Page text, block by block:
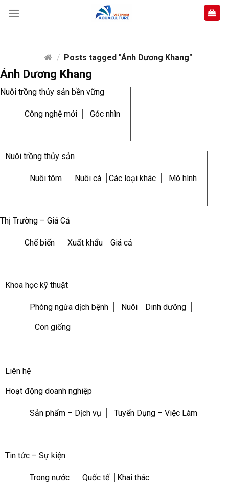
/ Posts tagged "Ánh Dương Khang"
Ánh Dương Khang
Nuôi trồng thủy sản bền vững
Công nghệ mới Góc nhìn
Nuôi trồng thủy sản
Nuôi tôm Nuôi cá Các loại khác Mô hình
Thị Trường – Giá Cả
Chế biến Xuất khẩu Giá cả
Khoa học kỹ thuật
Phòng ngừa dịch bệnh Nuôi Dinh dưỡng
Con giống
Liên hệ
Hoạt động doanh nghiệp
Sản phẩm – Dịch vụ Tuyển Dụng – Việc Làm
Tin tức – Sự kiện
Trong nước Quốc tế Khai thác